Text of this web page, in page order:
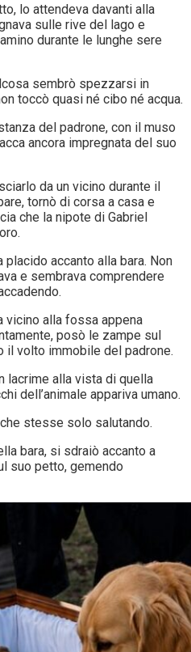
lo attendeva davanti alla
sulle rive del lago e
durante le lunghe sere
sembrò spezzarsi in
toccò quasi né cibo né acqua.
del padrone, con il muso
ancora impregnata del suo
da un vicino durante il
tornò di corsa a casa e
che la nipote di Gabriel
accanto alla bara. Non
e sembrava comprendere
vicino alla fossa appena
posò le zampe sul
il volto immobile del padrone.
lacrime alla vista di quella
dell’animale appariva umano.
stesse solo salutando.
bara, si sdraiò accanto a
suo petto, gemendo